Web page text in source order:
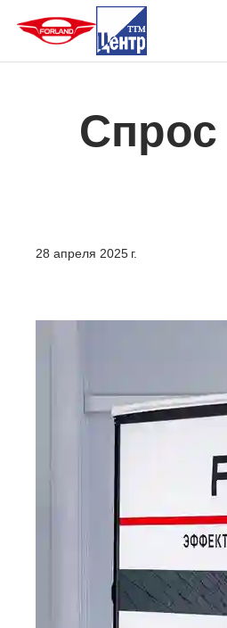
Спрос
28 апреля 2025 г.